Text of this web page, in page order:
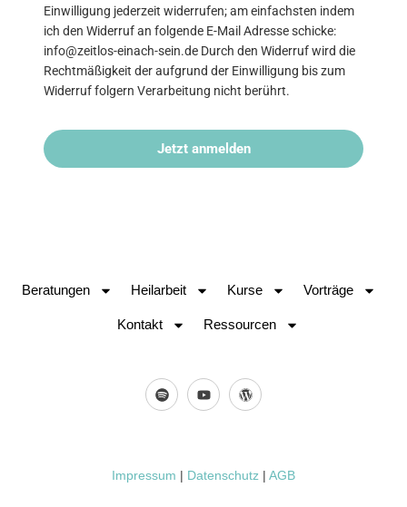
Einwilligung jederzeit widerrufen; am einfachsten indem
ich den Widerruf an folgende E-Mail Adresse schicke:
info@zeitlos-einach-sein.de Durch den Widerruf wird die
Rechtmäßigkeit der aufgrund der Einwilligung bis zum
Widerruf folgern Verarbeitung nicht berührt.
Jetzt anmelden
Beratungen Heilarbeit Kurse Vorträge
Kontakt Ressourcen
Impressum | Datenschutz | AGB